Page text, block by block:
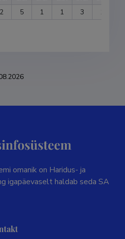
2 5 1 1 3 1
omanik on Haridus- ja
igapäevaselt haldab seda SA